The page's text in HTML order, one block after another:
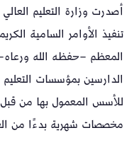
أصدرت وزارة التعليم
تنفيذ الأوامر السامية
المعظم –حفظه الله
الدارسين بمؤسسات
للأسس المعمول بها من
مخصصات شهرية بدءًا من العام